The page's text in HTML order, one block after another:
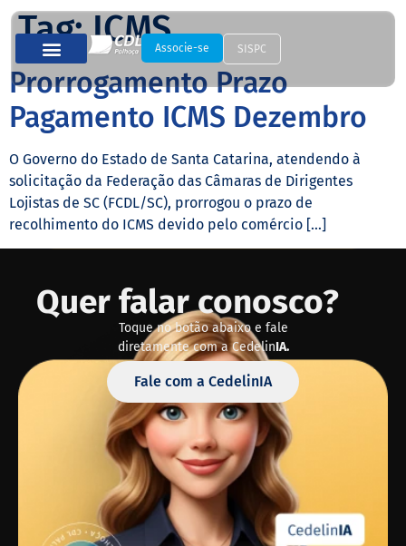
Associe-se SISPC
Tag:ICMS
Prorrogamento Prazo
Pagamento ICMS Dezembro
O Governo do Estado de Santa Catarina, atendendo à
solicitação da Federação das Câmaras de Dirigentes
Lojistas de SC (FCDL/SC), prorrogou o prazo de
recolhimento do ICMS devido pelo comércio […]
Quer falar conosco?
Toque no botão abaixo e fale
diretamente com a CedelinIA.
Fale com a CedelinIA